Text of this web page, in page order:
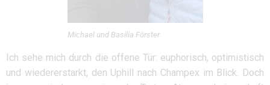
Michael und Basilia Förster
Ich sehe mich durch die offene Tür: euphorisch, optimistisch
und wiedererstarkt, den Uphill nach Champex im Blick. Doch